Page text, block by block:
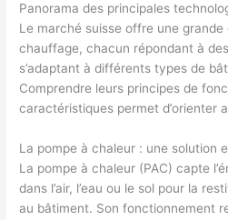
Panorama des principales
Le marché suisse offre une
chauffage, chacun répondant à
s’adaptant à différents types de
Comprendre leurs principes de
caractéristiques permet d’orienter
La pompe à chaleur : une solution
La pompe à chaleur (PAC) capte
dans l’air, l’eau ou le sol pour la
au bâtiment. Son fonctionnement